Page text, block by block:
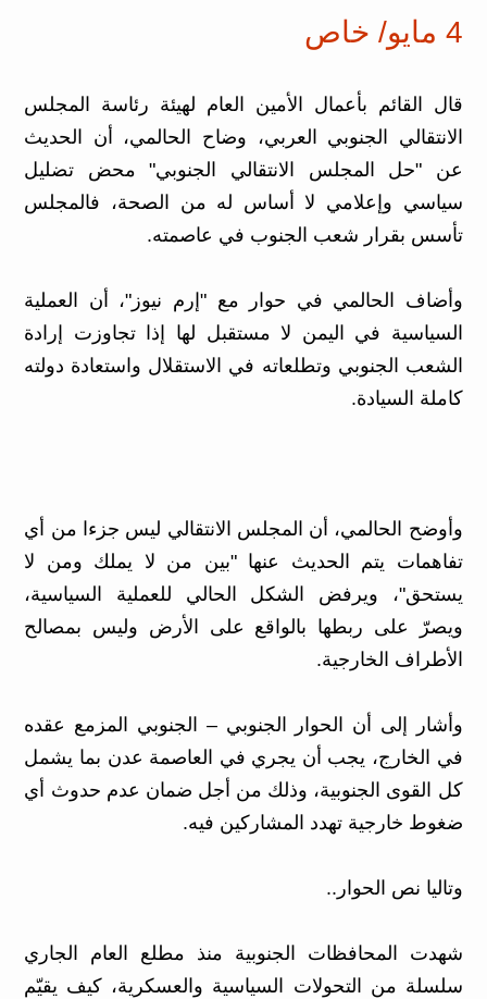
4 مايو/ خاص
قال القائم بأعمال الأمين العام لهيئة رئاسة المجلس
الانتقالي الجنوبي العربي، وضاح الحالمي، أن الحديث
عن "حل المجلس الانتقالي الجنوبي" محض تضليل
سياسي وإعلامي لا أساس له من الصحة، فالمجلس
تأسس بقرار شعب الجنوب في عاصمته.
وأضاف الحالمي في حوار مع "إرم نيوز"، أن العملية
السياسية في اليمن لا مستقبل لها إذا تجاوزت إرادة
الشعب الجنوبي وتطلعاته في الاستقلال واستعادة دولته
كاملة السيادة.
وأوضح الحالمي، أن المجلس الانتقالي ليس جزءا من أي
تفاهمات يتم الحديث عنها "بين من لا يملك ومن لا
يستحق"، ويرفض الشكل الحالي للعملية السياسية،
ويصرّ على ربطها بالواقع على الأرض وليس بمصالح
الأطراف الخارجية.
وأشار إلى أن الحوار الجنوبي – الجنوبي المزمع عقده
في الخارج، يجب أن يجري في العاصمة عدن بما يشمل
كل القوى الجنوبية، وذلك من أجل ضمان عدم حدوث أي
ضغوط خارجية تهدد المشاركين فيه.
وتاليا نص الحوار..
شهدت المحافظات الجنوبية منذ مطلع العام الجاري
سلسلة من التحولات السياسية والعسكرية، كيف يقيّم